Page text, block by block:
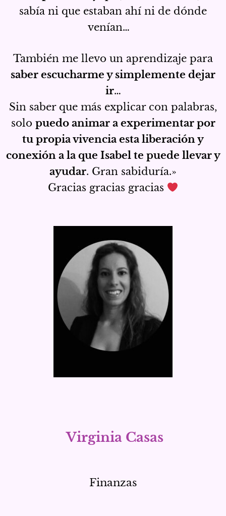
sabía ni que estaban ahí ni de dónde
venían…
También me llevo un aprendizaje para
saber escucharme y simplemente dejar
ir…
Sin saber que más explicar con palabras,
solo puedo animar a experimentar por
tu propia vivencia esta liberación y
conexión a la que Isabel te puede llevar y
ayudar. Gran sabiduría.»
Gracias gracias gracias
Virginia Casas
Finanzas